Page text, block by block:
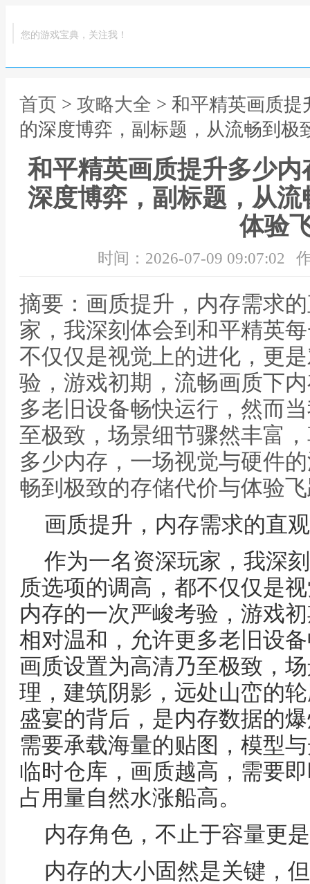
您的游戏宝典，关注我！
首页 > 攻略大全 > 和平精英画质
的深度博弈，副标题，从流畅到极
和平精英画质提升多少
深度博弈，副标题，从
体验
时间：2026-07-09 09:07:02
摘要：画质提升，内存需求
家，我深刻体会到和平精英
不仅仅是视觉上的进化，更
验，游戏初期，流畅画质下
多老旧设备畅快运行，然而
至极致，场景细节骤然丰富
多少内存，一场视觉与硬件
畅到极致的存储代价与体验
画质提升，内存需求的直
作为一名资深玩家，我深
质选项的调高，都不仅仅是
内存的一次严峻考验，游戏
相对温和，允许更多老旧设
画质设置为高清乃至极致，
理，建筑阴影，远处山峦的
盛宴的背后，是内存数据的
需要承载海量的贴图，模型
临时仓库，画质越高，需要
占用量自然水涨船高。
内存角色，不止于容量更
内存的大小固然是关键，